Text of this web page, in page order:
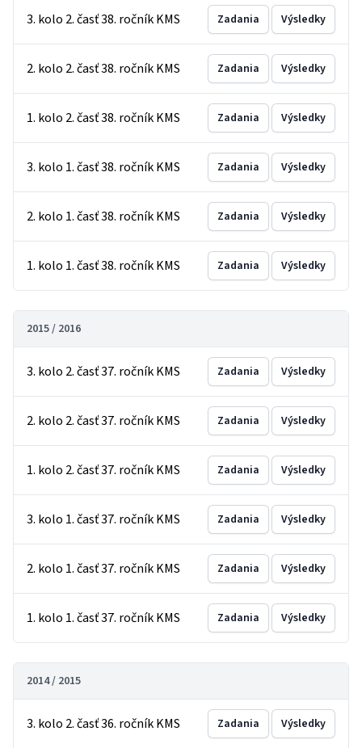
3. kolo 2. časť 38. ročník KMS Zadania Výsledky
2. kolo 2. časť 38. ročník KMS Zadania Výsledky
1. kolo 2. časť 38. ročník KMS Zadania Výsledky
3. kolo 1. časť 38. ročník KMS Zadania Výsledky
2. kolo 1. časť 38. ročník KMS Zadania Výsledky
1. kolo 1. časť 38. ročník KMS Zadania Výsledky
2015 / 2016
3. kolo 2. časť 37. ročník KMS Zadania Výsledky
2. kolo 2. časť 37. ročník KMS Zadania Výsledky
1. kolo 2. časť 37. ročník KMS Zadania Výsledky
3. kolo 1. časť 37. ročník KMS Zadania Výsledky
2. kolo 1. časť 37. ročník KMS Zadania Výsledky
1. kolo 1. časť 37. ročník KMS Zadania Výsledky
2014 / 2015
3. kolo 2. časť 36. ročník KMS Zadania Výsledky